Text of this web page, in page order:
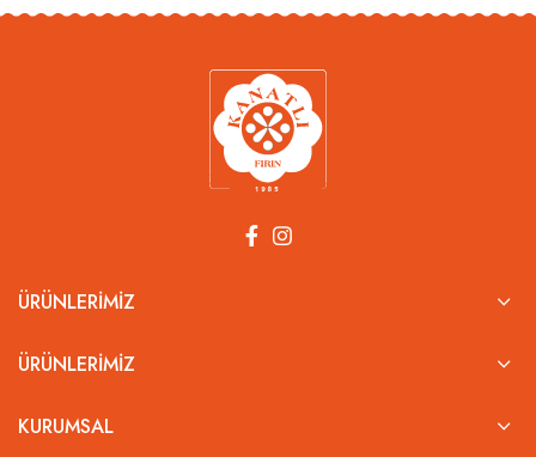
ÜRÜNLERIMIZ
ÜRÜNLERIMIZ
KURUMSAL